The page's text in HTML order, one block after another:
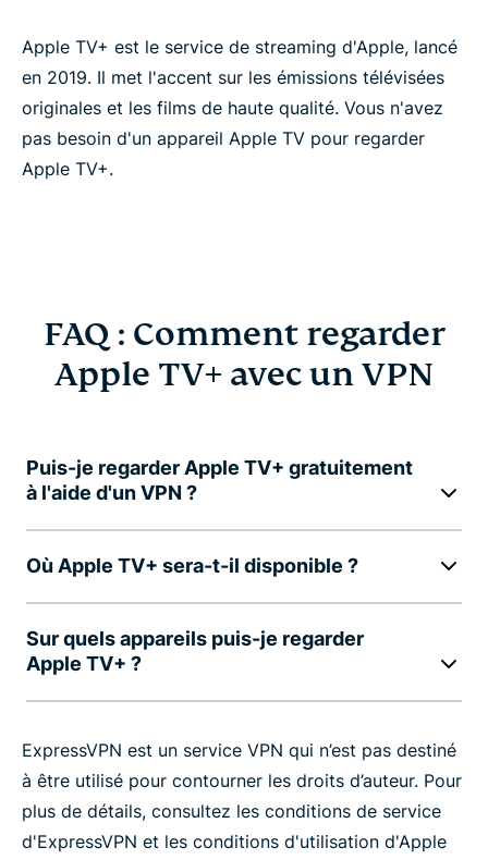
Apple TV+ est le service de streaming d'Apple, lancé
en 2019. Il met l'accent sur les émissions télévisées
originales et les films de haute qualité. Vous n'avez
pas besoin d'un appareil Apple TV pour regarder
Apple TV+.
FAQ : Comment regarder
Apple TV+ avec un VPN
Puis-je regarder Apple TV+ gratuitement
à l'aide d'un VPN ?
Où Apple TV+ sera-t-il disponible ?
Sur quels appareils puis-je regarder
Apple TV+ ?
ExpressVPN est un service VPN qui n’est pas destiné
à être utilisé pour contourner les droits d’auteur. Pour
plus de détails, consultez les conditions de service
d'ExpressVPN et les conditions d'utilisation d'Apple